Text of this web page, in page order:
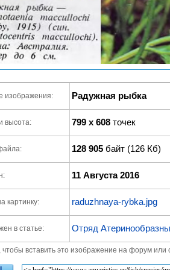
изображения: Радужная рыбка
высота: 799 x 608 точек
128 905 байт (126 Кб)
11 Августа 2016
картинку: raduzhnaya-rybka.jpg
в статье: Отряд
чтобы вставить это изображение на форум